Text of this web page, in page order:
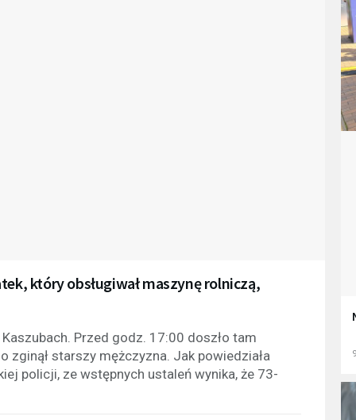
który obsługiwał maszynę rolniczą,
Przed godz. 17:00 doszło tam
starszy mężczyzna. Jak powiedziała
policji, ze wstępnych ustaleń wynika, że 73-